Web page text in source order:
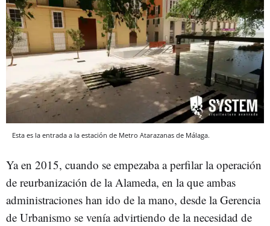
Esta es la entrada a la estación de Metro Atarazanas de Málaga.
Ya en 2015, cuando se empezaba a perfilar la operación
de reurbanización de la Alameda, en la que ambas
administraciones han ido de la mano, desde la Gerencia
de Urbanismo se venía advirtiendo de la necesidad de